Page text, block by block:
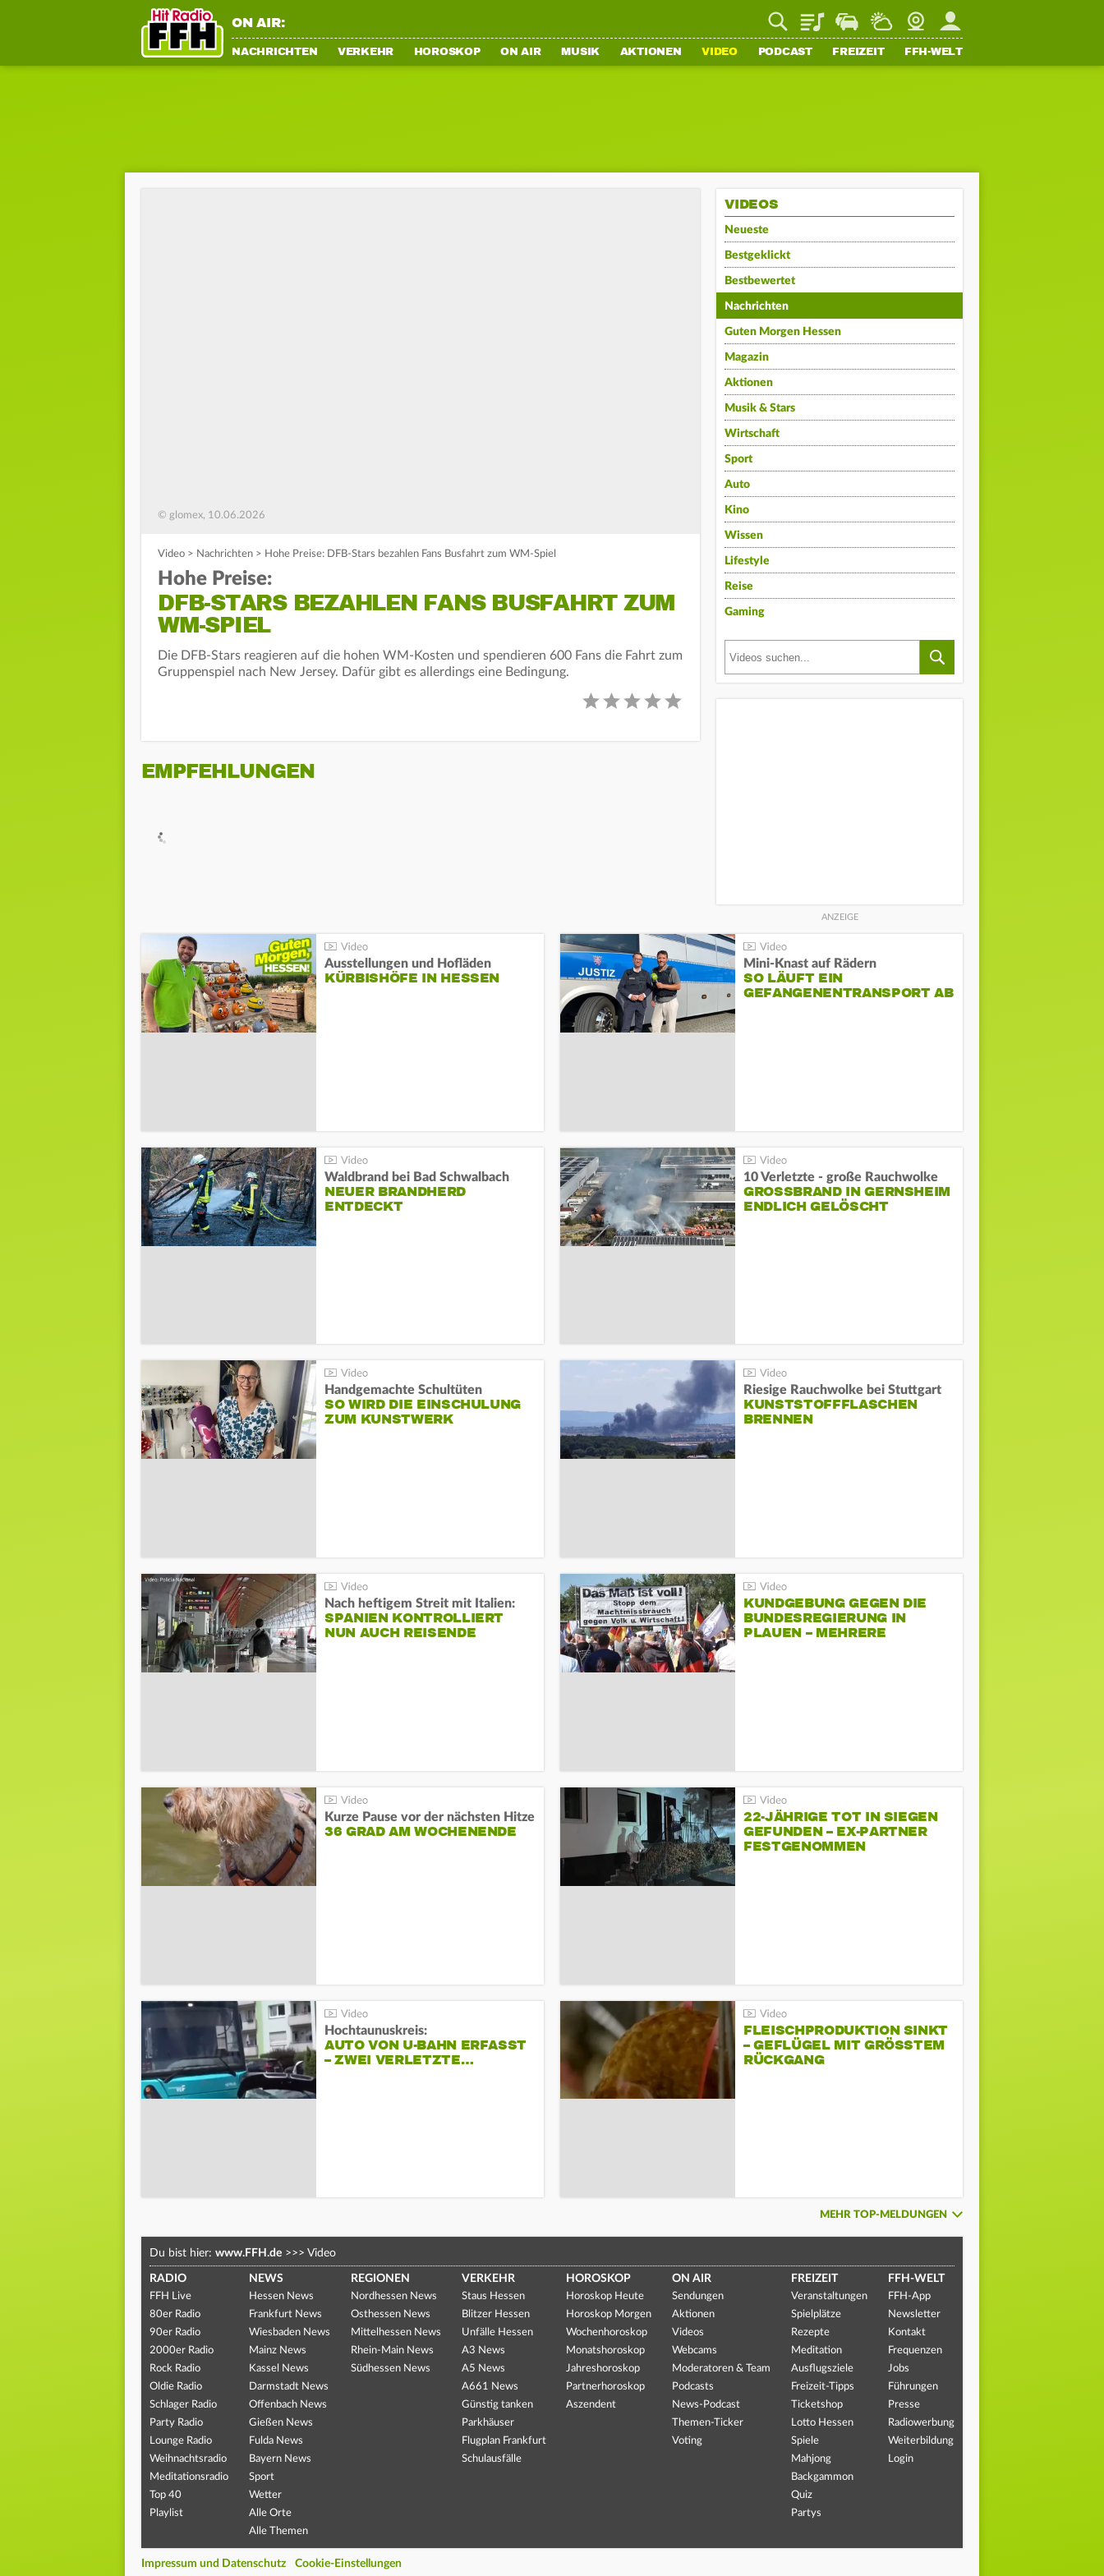
ON AIR: PlaylistStaupilotWetterWebcamMein FFH
NACHRICHTEN VERKEHR HOROSKOP ON AIR MUSIK AKTIONEN VIDEO PODCAST FREIZEIT FFH-WELT
© glomex, 10.06.2026
Video > Nachrichten > Hohe Preise: DFB-Stars bezahlen Fans Busfahrt zum WM-Spiel
Hohe Preise:
DFB-STARS BEZAHLEN FANS BUSFAHRT ZUM
WM-SPIEL
Die DFB-Stars reagieren auf die hohen WM-Kosten und spendieren 600 Fans die Fahrt zum
Gruppenspiel nach New Jersey. Dafür gibt es allerdings eine Bedingung.
EMPFEHLUNGEN
VIDEOS
Neueste
Bestgeklickt
Bestbewertet
Nachrichten
Guten Morgen Hessen
Magazin
Aktionen
Musik & Stars
Wirtschaft
Sport
Auto
Kino
Wissen
Lifestyle
Reise
Gaming
Ausstellungen und Hofläden
KÜRBISHÖFE IN HESSEN
Mini-Knast auf Rädern
SO LÄUFT EIN
GEFANGENENTRANSPORT AB
Waldbrand bei Bad Schwalbach
NEUER BRANDHERD
ENTDECKT
10 Verletzte - große Rauchwolke
GROSSBRAND IN GERNSHEIM E
NDLICH GELÖSCHT
Handgemachte Schultüten
SO WIRD DIE EINSCHULUNG
ZUM KUNSTWERK
Riesige Rauchwolke bei Stuttgart
KUNSTSTOFFFLASCHEN
BRENNEN
Nach heftigem Streit mit Italien:
SPANIEN KONTROLLIERT
NUN AUCH REISENDE
KUNDGEBUNG GEGEN DIE
BUNDESREGIERUNG IN
PLAUEN – MEHRERE
Kurze Pause vor der nächsten Hitze
36 GRAD AM WOCHENENDE
22-JÄHRIGE TOT IN SIEGEN
GEFUNDEN – EX-PARTNER
FESTGENOMMEN
Hochtaunuskreis:
AUTO VON U-BAHN ERFASST
– ZWEI VERLETZTE…
FLEISCHPRODUKTION SINKT
– GEFLÜGEL MIT GRÖSSTEM R
ÜCKGANG
MEHR TOP-MELDUNGEN
Du bist hier: www.FFH.de >>> Video
RADIO
FFH Live
80er Radio
90er Radio
2000er Radio
Rock Radio
Oldie Radio
Schlager Radio
Party Radio
Lounge Radio
Weihnachtsradio
Meditationsradio
Top 40
Playlist
NEWS
Hessen News
Frankfurt News
Wiesbaden News
Mainz News
Kassel News
Darmstadt News
Offenbach News
Gießen News
Fulda News
Bayern News
Sport
Wetter
Alle Orte
Alle Themen
REGIONEN
Nordhessen News
Osthessen News
Mittelhessen News
Rhein-Main News
Südhessen News
VERKEHR
Staus Hessen
Blitzer Hessen
Unfälle Hessen
A3 News
A5 News
A661 News
Günstig tanken
Parkhäuser
Flugplan Frankfurt
Schulausfälle
HOROSKOP
Horoskop Heute
Horoskop Morgen
Wochenhoroskop
Monatshoroskop
Jahreshoroskop
Partnerhoroskop
Aszendent
ON AIR
Sendungen
Aktionen
Videos
Webcams
Moderatoren & Team
Podcasts
News-Podcast
Themen-Ticker
Voting
FREIZEIT
Veranstaltungen
Spielplätze
Rezepte
Meditation
Ausflugsziele
Freizeit-Tipps
Ticketshop
Lotto Hessen
Spiele
Mahjong
Backgammon
Quiz
Partys
FFH-WELT
FFH-App
Newsletter
Kontakt
Frequenzen
Jobs
Führungen
Presse
Radiowerbung
Weiterbildung
Login
Impressum und Datenschutz Cookie-Einstellungen